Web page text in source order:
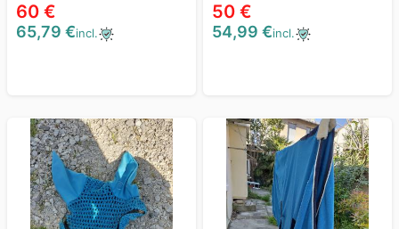
60 €
65,79 €incl.
50 €
54,99 €incl.